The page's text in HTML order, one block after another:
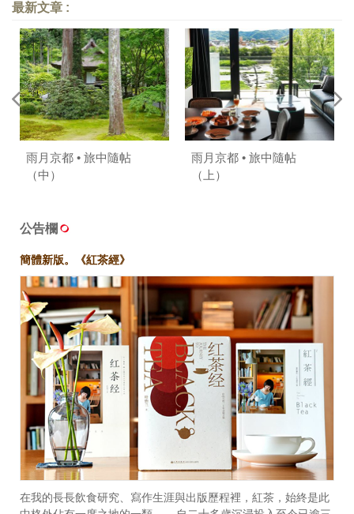
最新文章 :
雨月京都 • 旅中隨帖
（中）
雨月京都 • 旅中隨帖
（上）
公告欄
簡體新版。《紅茶經》
在我的長長飲食研究、寫作生涯與出版歷程裡，紅茶，始終是此